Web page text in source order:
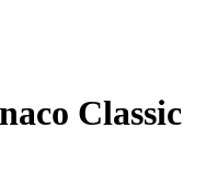
Classic